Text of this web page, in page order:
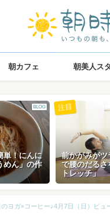
朝カフェ 朝美人ス
BLOG
単！にんに
めん」の作
前かがみがツ
で腰のだるさ
トレッチ」
注目
ヨガ×コーヒー♪4月7日（日）ビュ